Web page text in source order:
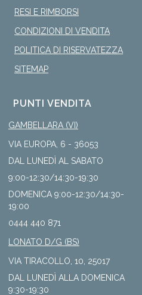
RESI E RIMBORSI
CONDIZIONI DI VENDITA
POLITICA DI RISERVATEZZA
SITEMAP
PUNTI VENDITA
GAMBELLARA (VI)
VIA EUROPA, 6 - 36053
DAL LUNEDÌ AL SABATO
9:00-12:30/14:30-19:30
DOMENICA 9:00-12:30/14:30-
19:00
0444 440 871
LONATO D/G (BS)
VIA TIRACOLLO, 10, 25017
DAL LUNEDÌ ALLA DOMENICA
9:30-19:30